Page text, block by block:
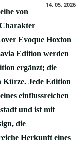
14. 05. 2026
von
Evoque Hoxton
Edition werden
ergänzt; die
Kürze. Jede Edition
einflussreichen
und ist mit
die
Herkunft eines